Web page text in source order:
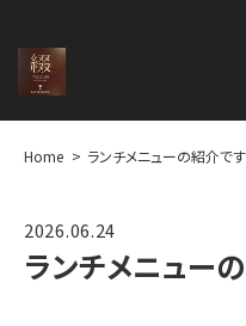
Home ランチメニューの紹介で
2026.06.24
ランチメニュー